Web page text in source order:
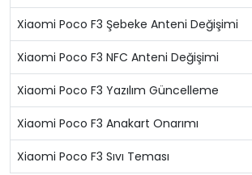
Xiaomi Poco F3 Şebeke Anteni Değişimi
Xiaomi Poco F3 NFC Anteni Değişimi
Xiaomi Poco F3 Yazılım Güncelleme
Xiaomi Poco F3 Anakart Onarımı
Xiaomi Poco F3 Sıvı Teması